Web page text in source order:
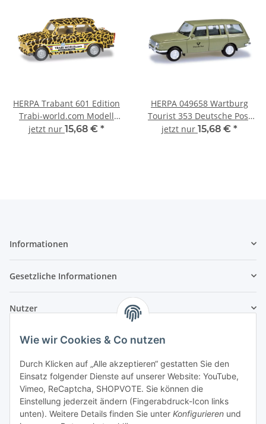
Wie wir Cookies & Co nutzen
Durch Klicken auf „Alle akzeptieren“ gestatten Sie den
Einsatz folgender Dienste auf unserer Website: YouTube,
Vimeo, ReCaptcha, SHOPVOTE. Sie können die
Einstellung jederzeit ändern (Fingerabdruck-Icon links
unten). Weitere Details finden Sie unter Konfigurieren und
HERPA Trabant 601 Edition
Trabi-world.com Modell
3,Giraffe 027663 PKW-
jetzt nur 15,68 € *
HERPA 049658 Wartburg
Tourist 353 Deutsche Post
PKW-Modell 1:87
jetzt nur 15,68 € *
Informationen
Gesetzliche Informationen
Nutzer